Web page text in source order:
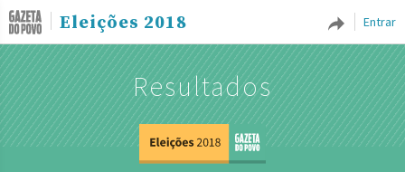
Entrar
Eleições 2018
Resultados